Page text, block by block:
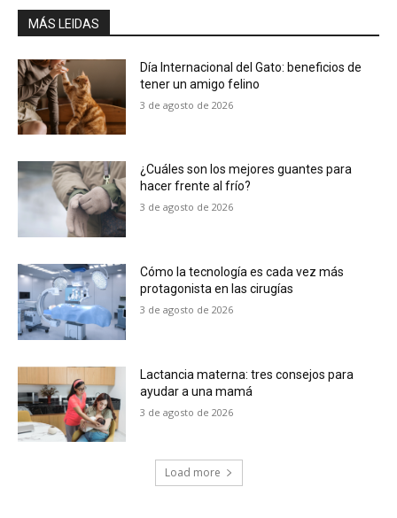
MÁS LEIDAS
Día Internacional del Gato: beneficios de
tener un amigo felino
3 de agosto de 2026
¿Cuáles son los mejores guantes para
hacer frente al frío?
3 de agosto de 2026
Cómo la tecnología es cada vez más
protagonista en las cirugías
3 de agosto de 2026
Lactancia materna: tres consejos para
ayudar a una mamá
3 de agosto de 2026
Load more